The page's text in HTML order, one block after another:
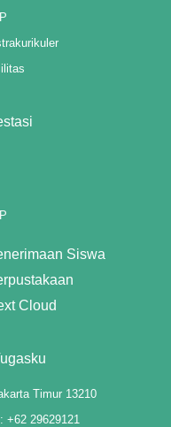
Siswa
Cloud
Timur 13210
+62 29629121